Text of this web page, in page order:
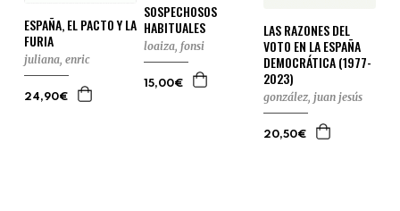
ESPAÑA, EL PACTO Y LA
FURIA
juliana, enric
24,90€
SOSPECHOSOS
HABITUALES
loaiza, fonsi
15,00€
LAS RAZONES DEL
VOTO EN LA ESPAÑA
DEMOCRÁTICA (1977-
2023)
gonzález, juan jesús
20,50€